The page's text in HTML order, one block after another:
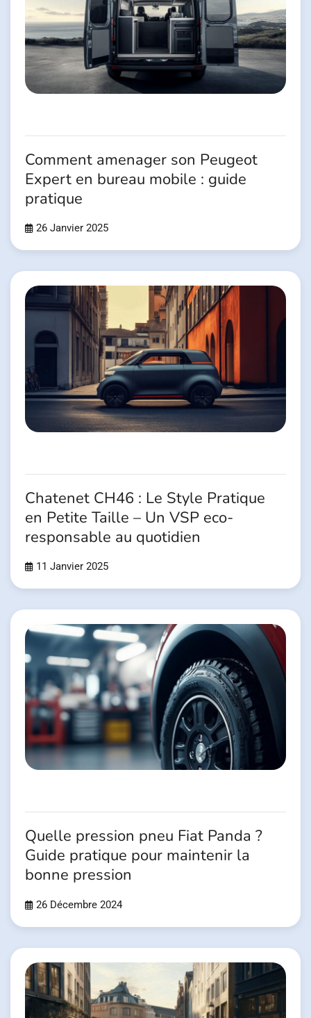
Comment amenager son Peugeot
Expert en bureau mobile : guide
pratique
26 Janvier 2025
Chatenet CH46 : Le Style Pratique
en Petite Taille – Un VSP eco-
responsable au quotidien
11 Janvier 2025
Quelle pression pneu Fiat Panda ?
Guide pratique pour maintenir la
bonne pression
26 Décembre 2024